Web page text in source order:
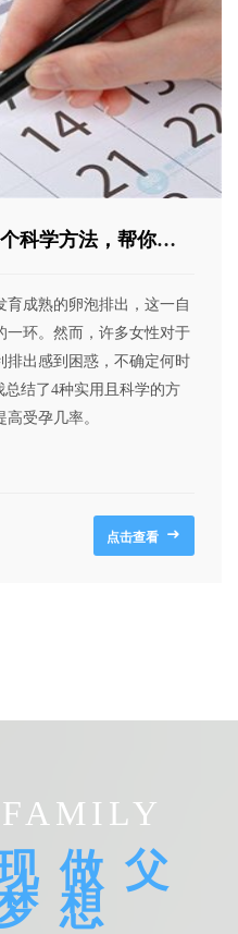
科学方法，帮你减
成熟的卵泡排出，这一自
一环。然而，许多女性对于
排出感到困惑，不确定何时
总结了4种实用且科学的方
受孕几率。
点击查看
做父
想